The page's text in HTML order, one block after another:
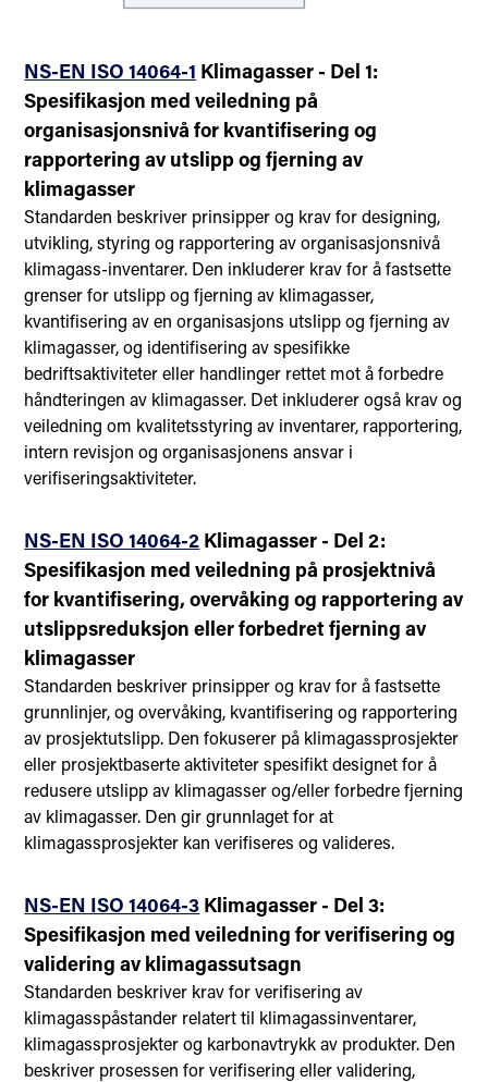
NS-EN ISO 14064-1 Klimagasser - Del 1:
Spesifikasjon med veiledning på
organisasjonsnivå for kvantifisering og
rapportering av utslipp og fjerning av
klimagasser
Standarden beskriver prinsipper og krav for designing,
utvikling, styring og rapportering av organisasjonsnivå
klimagass-inventarer. Den inkluderer krav for å fastsette
grenser for utslipp og fjerning av klimagasser,
kvantifisering av en organisasjons utslipp og fjerning av
klimagasser, og identifisering av spesifikke
bedriftsaktiviteter eller handlinger rettet mot å forbedre
håndteringen av klimagasser. Det inkluderer også krav og
veiledning om kvalitetsstyring av inventarer, rapportering,
intern revisjon og organisasjonens ansvar i
verifiseringsaktiviteter.
NS-EN ISO 14064-2 Klimagasser - Del 2:
Spesifikasjon med veiledning på prosjektnivå
for kvantifisering, overvåking og rapportering av
utslippsreduksjon eller forbedret fjerning av
klimagasser
Standarden beskriver prinsipper og krav for å fastsette
grunnlinjer, og overvåking, kvantifisering og rapportering
av prosjektutslipp. Den fokuserer på klimagassprosjekter
eller prosjektbaserte aktiviteter spesifikt designet for å
redusere utslipp av klimagasser og/eller forbedre fjerning
av klimagasser. Den gir grunnlaget for at
klimagassprosjekter kan verifiseres og valideres.
NS-EN ISO 14064-3 Klimagasser - Del 3:
Spesifikasjon med veiledning for verifisering og
validering av klimagassutsagn
Standarden beskriver krav for verifisering av
klimagasspåstander relatert til klimagassinventarer,
klimagassprosjekter og karbonavtrykk av produkter. Den
beskriver prosessen for verifisering eller validering,